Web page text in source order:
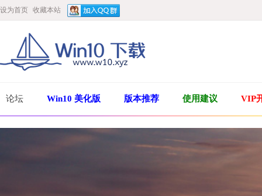
设为首页 收藏本站
论坛 Win10 美化版 版本推荐 使用建议 VIP